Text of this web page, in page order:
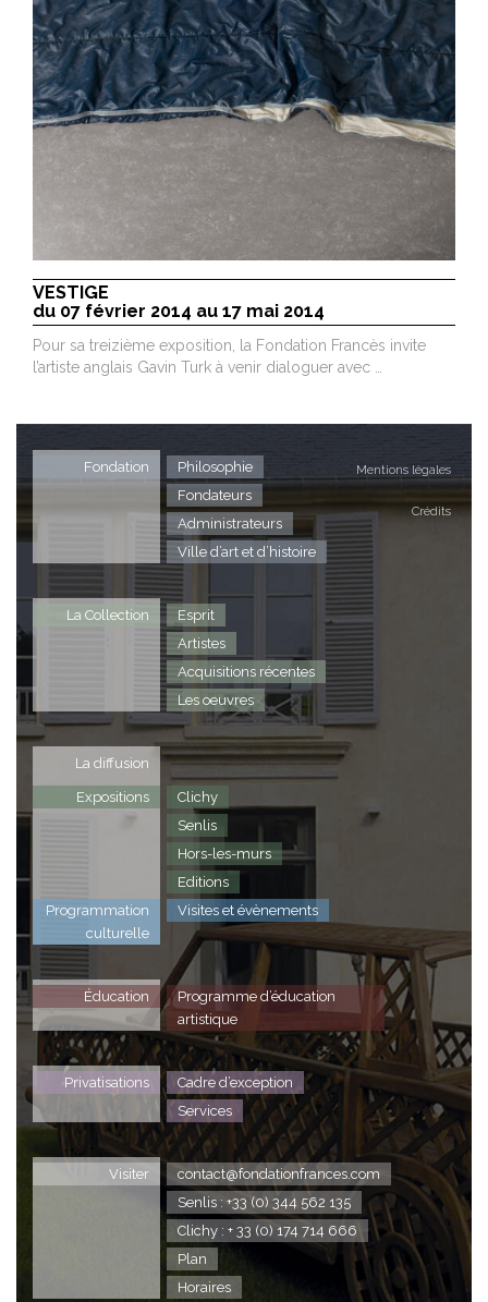
VESTIGE
du 07 février 2014 au 17 mai 2014
Pour sa treizième exposition, la Fondation Francès invite
l’artiste anglais Gavin Turk à venir dialoguer avec …
Mentions légales
Crédits
Fondation
Philosophie
Fondateurs
Administrateurs
Ville d’art et d’histoire
La Collection
Esprit
Artistes
Acquisitions récentes
Les oeuvres
La diffusion
Expositions
Clichy
Senlis
Hors-les-murs
Editions
Programmation
culturelle
Visites et évènements
Éducation
Programme d’éducation
artistique
Privatisations
Cadre d’exception
Services
Visiter
contact@fondationfrances.com
Senlis : +33 (0) 344 562 135
Clichy : + 33 (0) 174 714 666
Plan
Horaires